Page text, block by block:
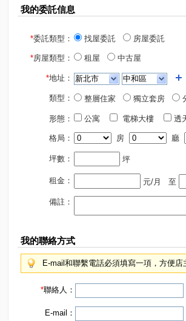
我的委託信息
*委託類型： 找屋委託 房屋委託
*房屋類型： 租屋 中古屋
*地址：
類型： 整層住家 獨立套房
形態： 公寓 電梯大樓 透
格局： 房 廳
坪數： 坪
租金： 元/月 至
備註：
我的聯絡方式
E-mail和聯繫電話必須填寫一項，方便
*聯絡人：
E-mail：